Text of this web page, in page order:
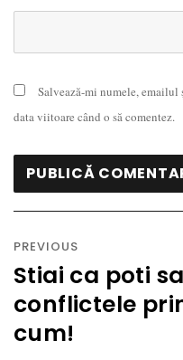
Salvează-mi numele,
data viitoare când o să comentez.
în
articole
PREVIOUS
Previous
post:
Stiai ca poti
conflictele
cum!